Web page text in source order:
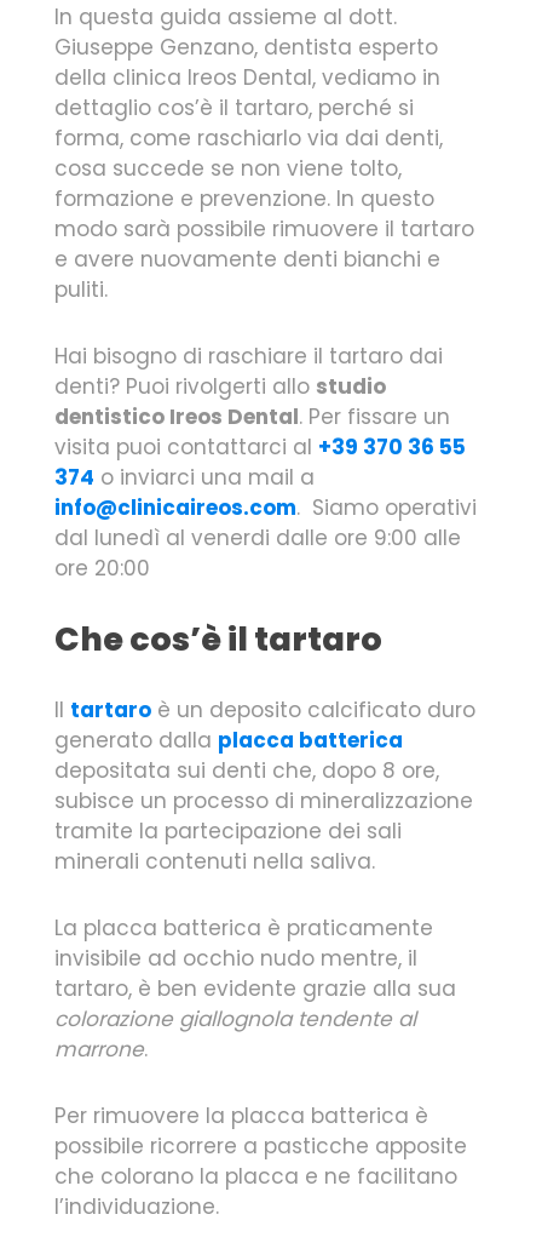
In questa guida assieme al dott.
Giuseppe Genzano, dentista esperto
della clinica Ireos Dental, vediamo in
dettaglio cos’è il tartaro, perché si
forma, come raschiarlo via dai denti,
cosa succede se non viene tolto,
formazione e prevenzione. In questo
modo sarà possibile rimuovere il tartaro
e avere nuovamente denti bianchi e
puliti.
Hai bisogno di raschiare il tartaro dai
denti? Puoi rivolgerti allo studio
dentistico Ireos Dental. Per fissare un
visita puoi contattarci al +39 370 36 55
374 o inviarci una mail a
info@clinicaireos.com. Siamo operativi
dal lunedì al venerdi dalle ore 9:00 alle
ore 20:00
Che cos’è il tartaro
Il tartaro è un deposito calcificato duro
generato dalla placca batterica
depositata sui denti che, dopo 8 ore,
subisce un processo di mineralizzazione
tramite la partecipazione dei sali
minerali contenuti nella saliva.
La placca batterica è praticamente
invisibile ad occhio nudo mentre, il
tartaro, è ben evidente grazie alla sua
colorazione giallognola tendente al
marrone.
Per rimuovere la placca batterica è
possibile ricorrere a pasticche apposite
che colorano la placca e ne facilitano
l’individuazione.